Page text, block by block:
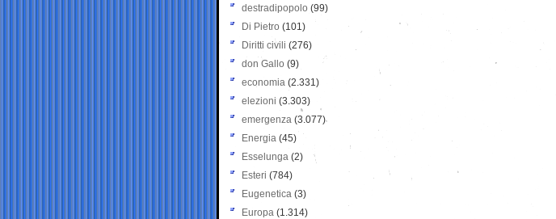
destradipopolo (99)
Di Pietro (101)
Diritti civili (276)
don Gallo (9)
economia (2.331)
elezioni (3.303)
emergenza (3.077)
Energia (45)
Esselunga (2)
Esteri (784)
Eugenetica (3)
Europa (1.314)